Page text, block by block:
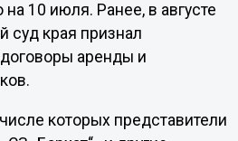
10 июля. Ранее, в августе
суд края признал
аренды и
которых представители